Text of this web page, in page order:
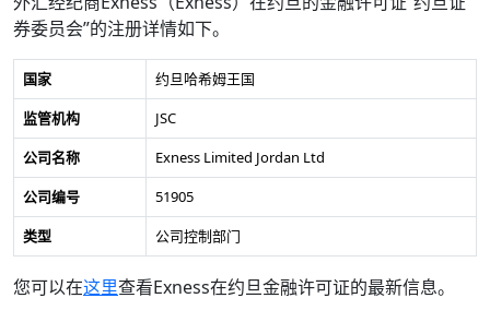
券委员会”的注册详情如下。
国家
约旦哈希姆王国
监管机构
JSC
公司名称
Exness Limited Jordan Ltd
公司编号
51905
类型
公司控制部门
您可以在这里查看Exness在约旦金融许可证的最新信息。